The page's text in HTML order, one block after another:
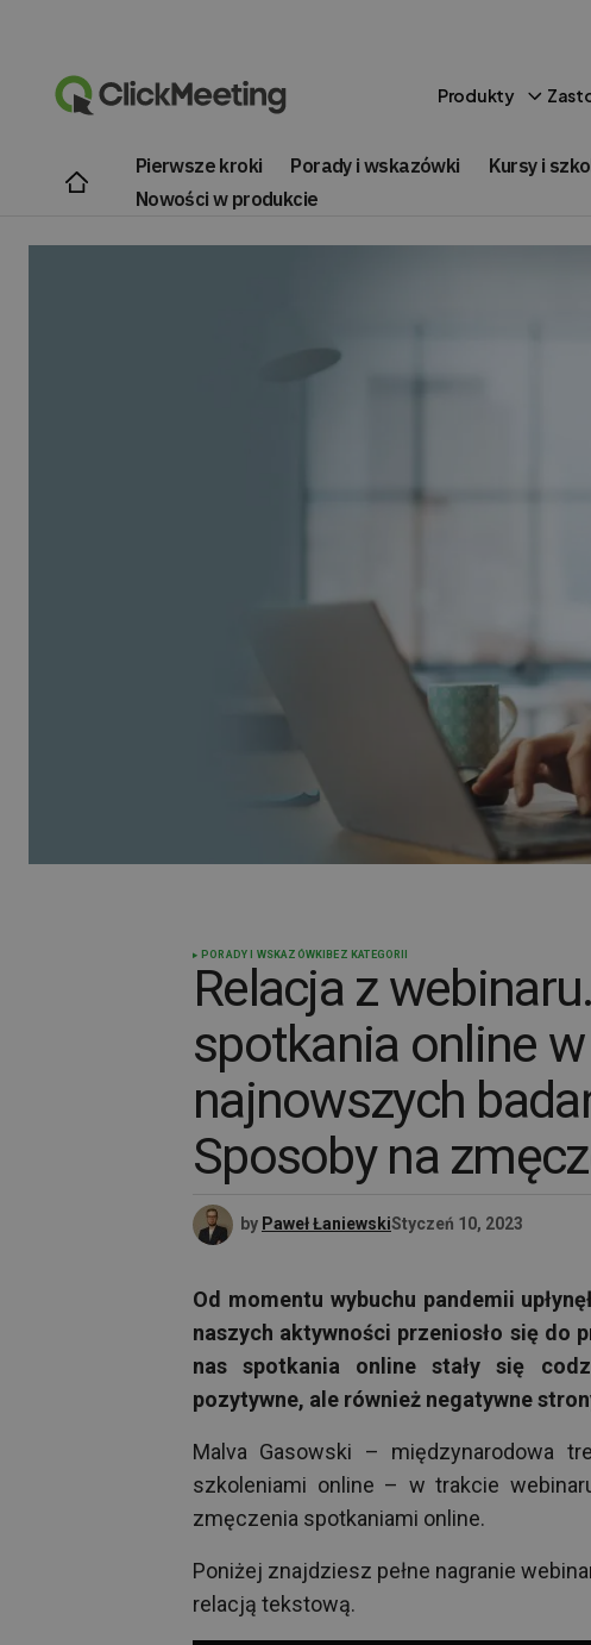
Produkty
Pierwsze kroki Porady i wskazówki Kursy i
Nowości w produkcie
PORADY I WSKAZÓWKI BEZ KATEGORII
Relacja z
spotkania online
najnowszych
Sposoby na
by Paweł ŁaniewskiStyczeń 10, 2023
Od momentu wybuchu pandemii
naszych aktywności przeniosło się do
nas spotkania online stały się
pozytywne, ale również negatywne
Malva Gasowski – międzynarodowa
szkoleniami online – w trakcie
zmęczenia spotkaniami online.
Poniżej znajdziesz pełne nagranie
relacją tekstową.